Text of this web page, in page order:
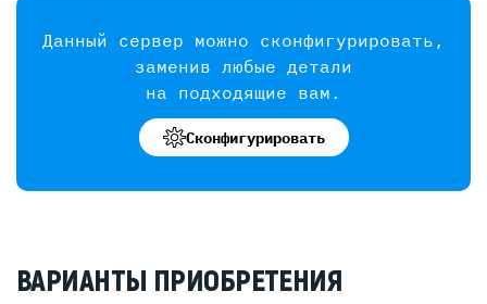
Данный сервер можно сконфигурировать,
заменив любые детали
на подходящие вам.
Сконфигурировать
ВАРИАНТЫ ПРИОБРЕТЕНИЯ